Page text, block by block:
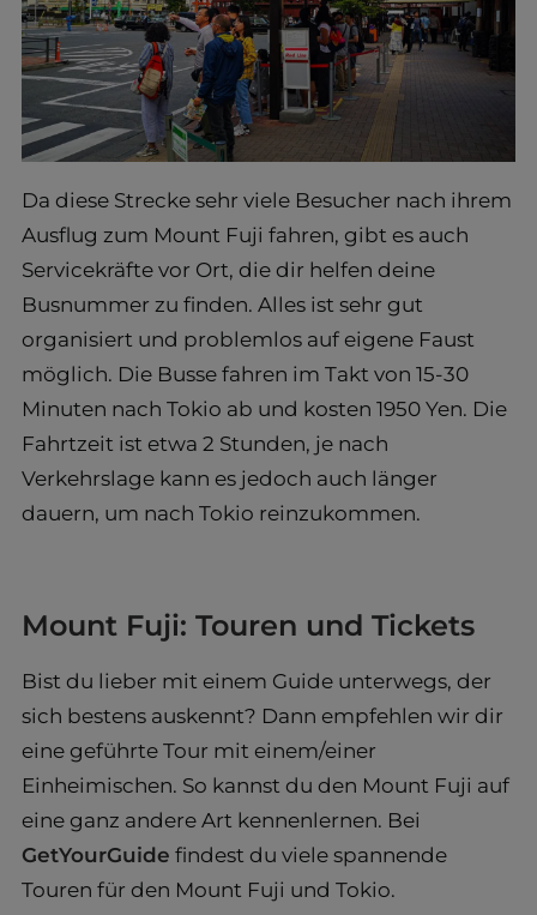
Da diese Strecke sehr viele Besucher nach ihrem
Ausflug zum Mount Fuji fahren, gibt es auch
Servicekräfte vor Ort, die dir helfen deine
Busnummer zu finden. Alles ist sehr gut
organisiert und problemlos auf eigene Faust
möglich. Die Busse fahren im Takt von 15-30
Minuten nach Tokio ab und kosten 1950 Yen. Die
Fahrtzeit ist etwa 2 Stunden, je nach
Verkehrslage kann es jedoch auch länger
dauern, um nach Tokio reinzukommen.
Mount Fuji: Touren und Tickets
Bist du lieber mit einem Guide unterwegs, der
sich bestens auskennt? Dann empfehlen wir dir
eine geführte Tour mit einem/einer
Einheimischen. So kannst du den Mount Fuji auf
eine ganz andere Art kennenlernen. Bei
GetYourGuide findest du viele spannende
Touren für den Mount Fuji und Tokio.